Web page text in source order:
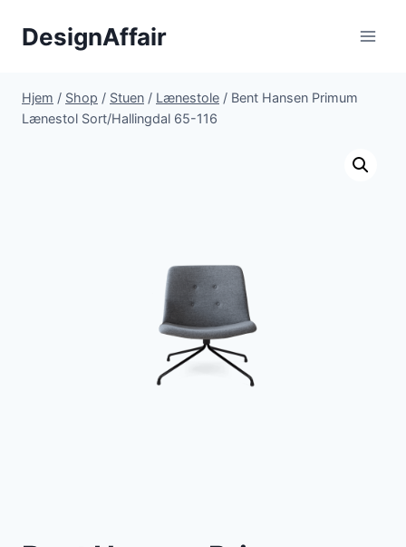
DesignAffair
Hjem / Shop / Stuen / Lænestole / Bent Hansen Primum
Lænestol Sort/Hallingdal 65-116